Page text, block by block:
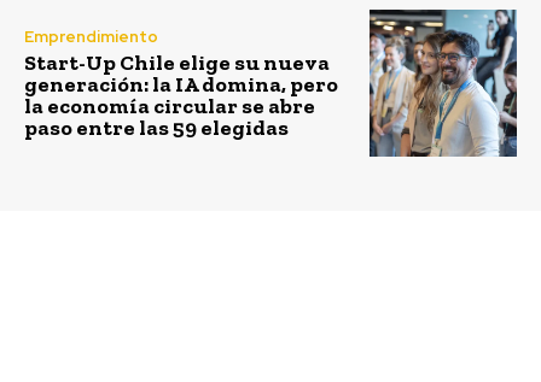
Emprendimiento
Start-Up Chile elige su nueva
generación: la IA domina, pero
la economía circular se abre
paso entre las 59 elegidas